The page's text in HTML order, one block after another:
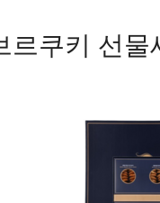
르쿠키 선